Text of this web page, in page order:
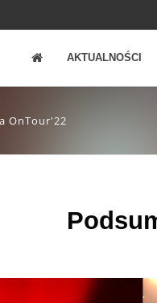
AKTUALNOŚCI
OnTour'22